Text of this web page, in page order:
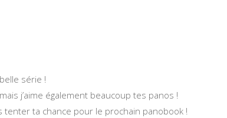
série !
j’aime également beaucoup tes panos !
tenter ta chance pour le prochain panobook !